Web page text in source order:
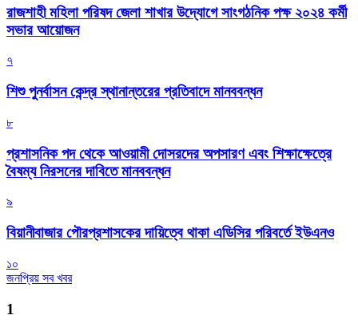
রাজশাহী মহিলা পরিষদ জেলা শাখার উদ্যোগে সাংগঠনিক পক্ষ ২০২৪ কর্মী
সভার আয়োজন
৭
শিশু পুনর্বাসন কেন্দ্র স্থানান্তরের প্রতিবাদে মানববন্ধন
৮
প্রশাসনিক পদ থেকে আওয়ামী দোসরদের অপসারণ এবং শিক্ষাক্ষেত্রে
বৈষম্য নিরসনের দাবিতে মানববন্ধন
৯
বিয়ানীবাজার পৌরপ্রশাসকের দায়িত্বে থাকা এডিসির পরিবর্তে ইউএনও
১০
জনপ্রিয় সব খবর
1